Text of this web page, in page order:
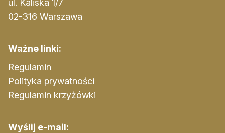
ul. Kaliska 1/7
02-316 Warszawa
Ważne linki:
Regulamin
Polityka prywatności
Regulamin krzyżówki
Wyślij e-mail: